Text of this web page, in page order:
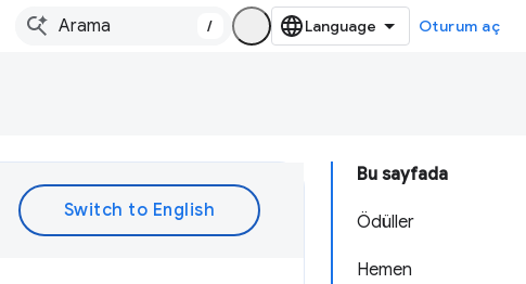
/ Oturum aç
Bu sayfada
Ödüller
Hemen